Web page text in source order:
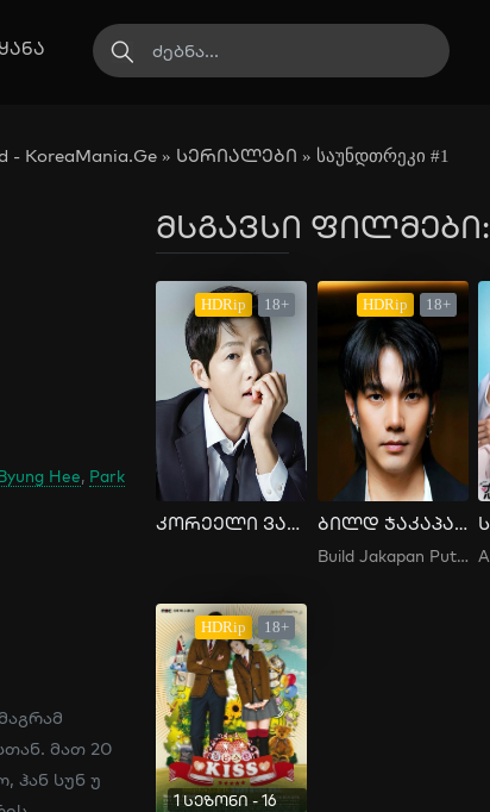
» სერიალები » საუნდთრეკი #1
Hee, Park
მათ 20
ჰან სუნ უ
მსგავსი ფილმები:
HDRip 18+
კორეელი ვარსკვლავი სონ ჯუნ კის ქორწინება
HDRip 18+
ბილდ ჯაკაპან პუტტა და მისი სკანდალი
Build Jakapan Puttha
HDRip 18+
1 სეზონი - 16